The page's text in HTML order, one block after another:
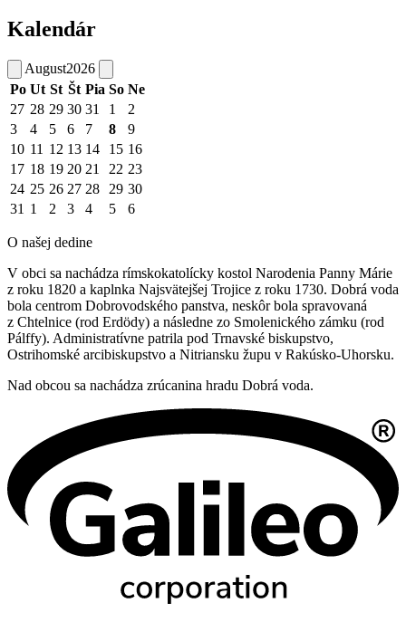
Kalendár
August2026
Po Ut St Št Pia So Ne
27 28 29 30 31 1
2
3
4 5 6 7 8
9
10 11 12 13 14 15 16
17 18 19 20 21 22 23
24 25 26 27 28 29 30
31 1 2 3 4 5 6
O našej dedine
V obci sa nachádza rímskokatolícky kostol Narodenia Panny Márie
z roku 1820 a kaplnka Najsvätejšej Trojice z roku 1730. Dobrá voda
bola centrom Dobrovodského panstva, neskôr bola spravovaná
z Chtelnice (rod Erdödy) a následne zo Smolenického zámku (rod
Pálffy). Administratívne patrila pod Trnavské biskupstvo,
Ostrihomské arcibiskupstvo a Nitriansku župu v Rakúsko-Uhorsku.
Nad obcou sa nachádza zrúcanina hradu Dobrá voda.